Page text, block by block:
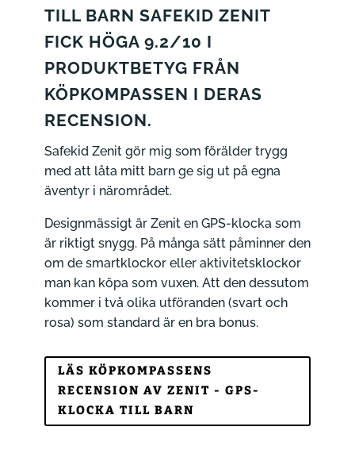
TILL BARN SAFEKID ZENIT
FICK HÖGA 9.2/10 I
PRODUKTBETYG FRÅN
KÖPKOMPASSEN I DERAS
RECENSION.
Safekid Zenit gör mig som förälder trygg
med att låta mitt barn ge sig ut på egna
äventyr i närområdet.
Designmässigt är Zenit en GPS-klocka som
är riktigt snygg. På många sätt påminner den
om de smartklockor eller aktivitetsklockor
man kan köpa som vuxen. Att den dessutom
kommer i två olika utföranden (svart och
rosa) som standard är en bra bonus.
LÄS KÖPKOMPASSENS
RECENSION AV ZENIT - GPS-
KLOCKA TILL BARN